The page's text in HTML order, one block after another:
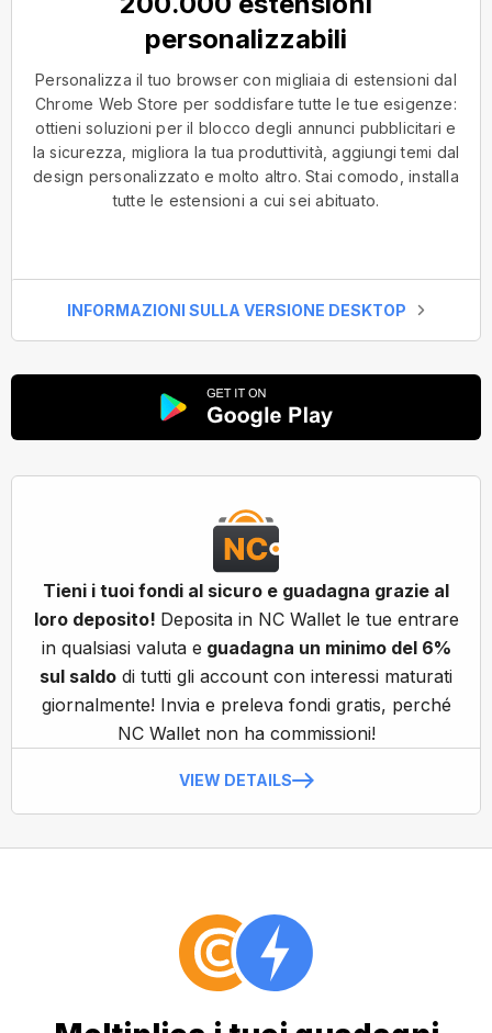
personalizzabili
Personalizza il tuo browser con migliaia di estensioni dal
Chrome Web Store per soddisfare tutte le tue esigenze:
ottieni soluzioni per il blocco degli annunci pubblicitari e
la sicurezza, migliora la tua produttività, aggiungi temi dal
design personalizzato e molto altro. Stai comodo, installa
tutte le estensioni a cui sei abituato.
INFORMAZIONI SULLA VERSIONE DESKTOP
Tieni i tuoi fondi al sicuro e guadagna grazie al
loro deposito! Deposita in NC Wallet le tue entrare
in qualsiasi valuta e guadagna un minimo del 6%
sul saldo di tutti gli account con interessi maturati
giornalmente! Invia e preleva fondi gratis, perché
NC Wallet non ha commissioni!
VIEW DETAILS